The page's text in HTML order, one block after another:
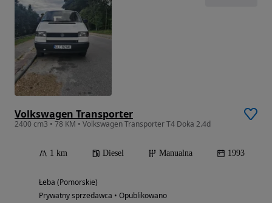
Volkswagen Transporter
2400 cm3 • 78 KM • Volkswagen Transporter T4 Doka 2.4d
1 km Diesel Manualna 1993
Łeba (Pomorskie)
Prywatny sprzedawca • Opublikowano